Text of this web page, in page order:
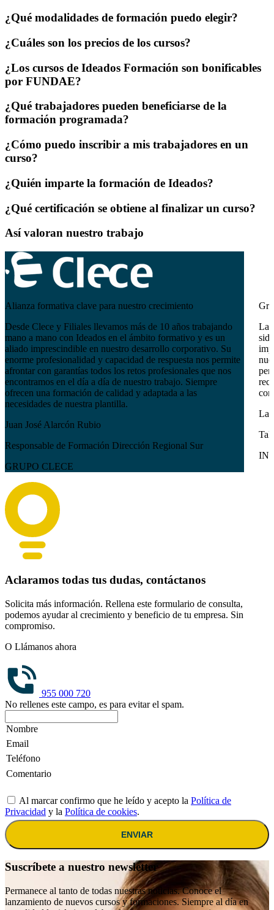
¿Qué modalidades de formación puedo elegir?
¿Cuáles son los precios de los cursos?
¿Los cursos de Ideados Formación son bonificables
por FUNDAE?
¿Qué trabajadores pueden beneficiarse de la
formación programada?
¿Cómo puedo inscribir a mis trabajadores en un
curso?
¿Quién imparte la formación de Ideados?
¿Qué certificación se obtiene al finalizar un curso?
Así valoran nuestro trabajo
Alianza formativa clave para nuestro crecimiento
Desde Clece y Filiales llevamos más de 10 años trabajando
mano a mano con Ideados en el ámbito formativo y es un
aliado imprescindible en nuestro desarrollo corporativo. Su
enorme profesionalidad y capacidad de respuesta nos permite
afrontar con garantías todos los retos profesionales que nos
encontramos en el día a día de nuestro trabajo. Siempre
ofrecen una formación de calidad y adaptada a las
necesidades de nuestra plantilla.
Juan José Alarcón Rubio
Responsable de Formación Dirección Regional Sur
GRUPO CLECE
La
Aclaramos todas tus dudas, contáctanos
Solicita más información. Rellena este formulario de consulta,
podemos ayudar al crecimiento y beneficio de tu empresa. Sin
compromiso.
O Llámanos ahora
955 000 720
No rellenes este campo, es para evitar el spam.
Al marcar confirmo que he leído y acepto la Política de
Privacidad y la Política de cookies.
ENVIAR
Suscríbete a nuestro newsletter
Permanece al tanto de todas nuestras noticias. Conoce el
lanzamiento de nuevos cursos y formaciones. Siempre al día en